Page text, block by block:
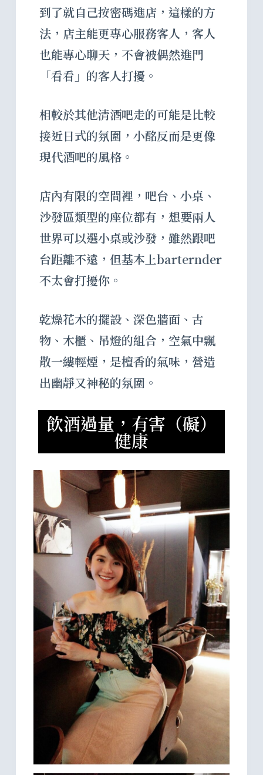
到了就自己按密碼進店，這樣的方
法，店主能更專心服務客人，客人
也能專心聊天，不會被偶然進門
「看看」的客人打擾。
相較於其他清酒吧走的可能是比較
接近日式的氛圍，小酩反而是更像
現代酒吧的風格。
店內有限的空間裡，吧台、小桌、
沙發區類型的座位都有，想要兩人
世界可以選小桌或沙發，雖然跟吧
台距離不遠，但基本上barternder
不太會打擾你。
乾燥花木的擺設、深色牆面、古
物、木櫃、吊燈的組合，空氣中飄
散一縷輕煙，是檀香的氣味，營造
出幽靜又神秘的氛圍。
飲酒過量，有害（礙）
健康